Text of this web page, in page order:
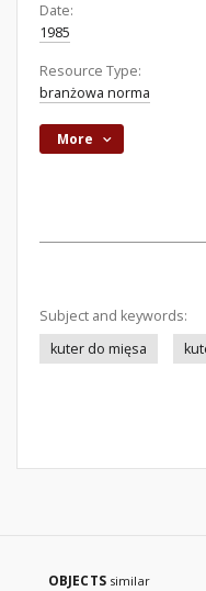
Date:
1985
Resource Type:
branżowa norma
More
Subject and keywords:
kuter do mięsa
OBJECTS similar